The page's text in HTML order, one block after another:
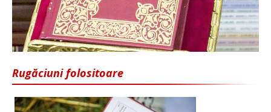
Rugăciuni folositoare